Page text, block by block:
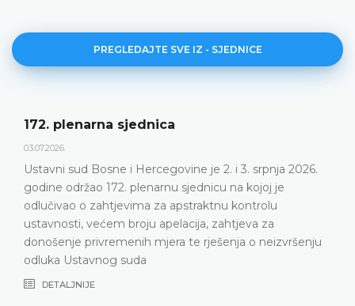
PREGLEDAJTE SVE IZ - SJEDNICE
172. plenarna sjednica
03.07.2026.
Ustavni sud Bosne i Hercegovine je 2. i 3. srpnja 2026.
godine održao 172. plenarnu sjednicu na kojoj je
odlučivao o zahtjevima za apstraktnu kontrolu
ustavnosti, većem broju apelacija, zahtjeva za
donošenje privremenih mjera te rješenja o neizvršenju
odluka Ustavnog suda
DETALJNIJE